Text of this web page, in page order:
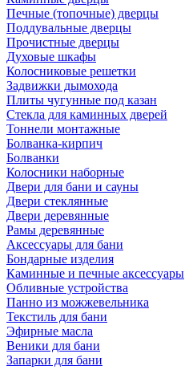
Печные (топочные) дверцы
Поддувальные дверцы
Прочистные дверцы
Духовые шкафы
Колосниковые решетки
Задвижки дымохода
Плиты чугунные под казан
Стекла для каминных дверей
Тоннели монтажные
Болванка-кирпич
Болванки
Колосники наборные
Двери для бани и сауны
Двери стеклянные
Двери деревянные
Рамы деревянные
Аксессуары для бани
Бондарные изделия
Каминные и печные аксессуары
Обливные устройства
Панно из можжевельника
Текстиль для бани
Эфирные масла
Веники для бани
Запарки для бани